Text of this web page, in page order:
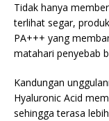
Tidak hanya
terlihat segar,
PA+++ yang
matahari penyebab
Kandungan
Hyaluronic Acid
sehingga terasa